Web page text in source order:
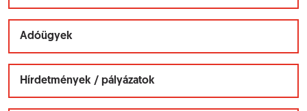
Adóügyek
Hírdetmények / pályázatok